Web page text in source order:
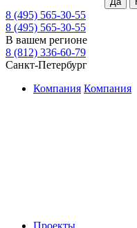
8 (495) 565-30-55
8 (495) 565-30-55
В вашем регионе
8 (812) 336-60-79
Санкт-Петербург
Компания Компания